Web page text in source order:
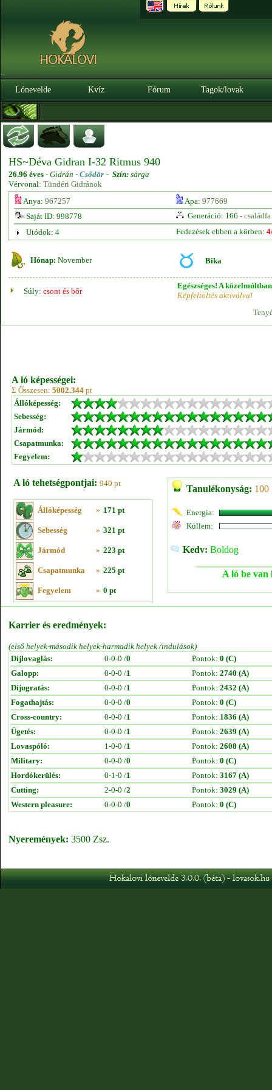
Lónevelde Kvíz Fórum Tagok/lovak
HS~Déva Gidran I-32 Ritmus 940
26.96 éves - Gidrán - Csődör - Szín: sárga
Vérvonal: Tündéri Gidránok
Anya: 967257 Apa: 977669
Saját ID: 998778
Generáció: 166 - családfa
Utódok: 4
Fedezések ebben a körben:
Hónap: November Bika
Súly: csont és bőr
Egészséges! A
Képfeltöltés aktiválva!
A ló képességei:
Σ Összesen: 5002.344 pt
Állóképesség:
Sebesség:
Jármód:
Csapatmunka:
Fegyelem:
A ló tehetségpontjai: 940 pt
Állóképesség » 171 pt
Sebesség » 321 pt
Jármód » 223 pt
Csapatmunka » 225 pt
Fegyelem » 0 pt
Tanulékonyság: 100
Energia:
Küllem:
Kedv: Boldog
A ló be van
Karrier és eredmények:
(első helyek-második helyek-harmadik helyek /indulások)
Díjlovaglás:
0-0-0 /0 Pontok: 0 (C)
Galopp:
0-0-0 /1 Pontok: 2740 (A)
Díjugratás:
0-0-0 /1 Pontok: 2432 (A)
Fogathajtás:
0-0-0 /0 Pontok: 0 (C)
Cross-country:
0-0-0 /1 Pontok: 1836 (A)
Ügetés:
0-0-0 /1 Pontok: 2639 (A)
Lovaspóló:
1-0-0 /1 Pontok: 2608 (A)
Military:
0-0-0 /0 Pontok: 0 (C)
Hordókerülés:
0-1-0 /1 Pontok: 3167 (A)
Cutting:
2-0-0 /2 Pontok: 3029 (A)
Western pleasure:
0-0-0 /0 Pontok: 0 (C)
Nyeremények: 3500 Zsz.